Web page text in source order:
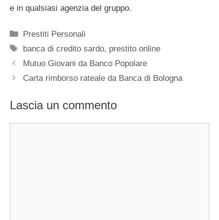
e in qualsiasi agenzia del gruppo.
Categorie
Prestiti Personali
Tag
banca di credito sardo, prestito online
Mutuo Giovani da Banco Popolare
Carta rimborso rateale da Banca di Bologna
Lascia un commento